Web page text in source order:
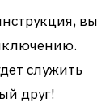
вы
служить
друг!